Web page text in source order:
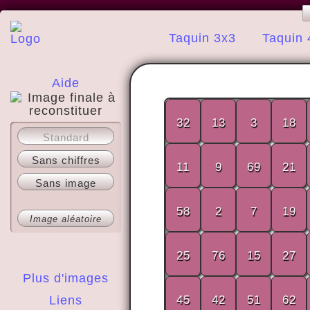
Taquin 3x3 Taquin
Aide
A propos
Plus d'images
Liens
Standard
Sans chiffres
Sans image
Image aléatoire
32 13 3 18
11 9 69 21
58 2 7 19
25 76 15 27
45 42 51 62